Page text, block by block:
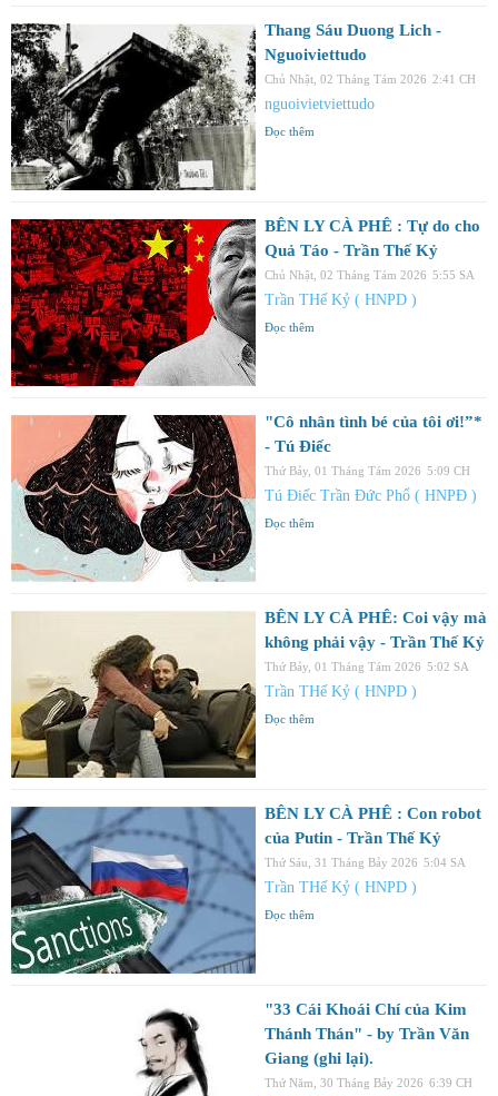
Thang Sáu Duong Lich -
Nguoiviettudo
Chủ Nhật, 02 Tháng Tám 2026 2:41 CH
nguoivietviettudo
Đọc thêm
BÊN LY CÀ PHÊ : Tự do cho
Quả Táo - Trần Thế Kỷ
Chủ Nhật, 02 Tháng Tám 2026 5:55 SA
Trần THế Kỷ ( HNPD )
Đọc thêm
"Cô nhân tình bé của tôi ơi!”*
- Tú Điếc
Thứ Bảy, 01 Tháng Tám 2026 5:09 CH
Tú Điếc Trần Đức Phổ ( HNPĐ )
Đọc thêm
BÊN LY CÀ PHÊ: Coi vậy mà
không phải vậy - Trần Thế Kỷ
Thứ Bảy, 01 Tháng Tám 2026 5:02 SA
Trần THế Kỷ ( HNPD )
Đọc thêm
BÊN LY CÀ PHÊ : Con robot
của Putin - Trần Thế Kỷ
Thứ Sáu, 31 Tháng Bảy 2026 5:04 SA
Trần THế Kỷ ( HNPD )
Đọc thêm
"33 Cái Khoái Chí của Kim
Thánh Thán" - by Trần Văn
Giang (ghi lại).
Thứ Năm, 30 Tháng Bảy 2026 6:39 CH